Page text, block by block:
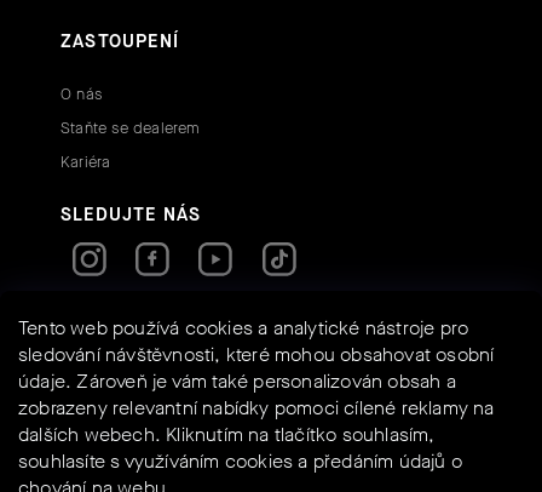
Tento web používá cookies a analytické nástroje pro
sledování návštěvnosti, které mohou obsahovat osobní
údaje. Zároveň je vám také personalizován obsah a
zobrazeny relevantní nabídky pomoci cílené reklamy na
dalších webech. Kliknutím na tlačítko souhlasím,
souhlasíte s využíváním cookies a předáním údajů o
ZASTOUPENÍ
O nás
Staňte se dealerem
Kariéra
SLEDUJTE NÁS
RYCHLÉ KONTAKTY
info@assos-shop.cz
+420 605 234 525
Powered by
Shoptet